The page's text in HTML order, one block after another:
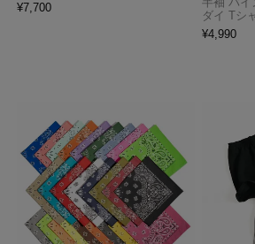
¥7,700
ダイ Tシ
¥4,990